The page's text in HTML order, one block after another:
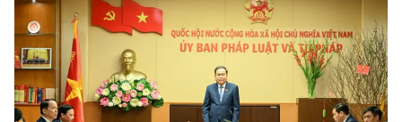
Tổng đài VTV:
024.38 355 931 - 024.38 355 932
Ðiện thoại Thời báo VTV:024.66 897 897
Email:toasoan@vtv.vn
Liên hệ quảng cáo:024-7300.7108